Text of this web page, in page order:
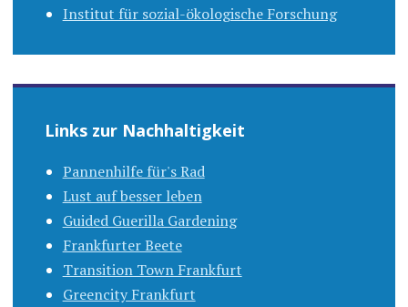
Institut für sozial-ökologische Forschung
Links zur Nachhaltigkeit
Pannenhilfe für's Rad
Lust auf besser leben
Guided Guerilla Gardening
Frankfurter Beete
Transition Town Frankfurt
Greencity Frankfurt